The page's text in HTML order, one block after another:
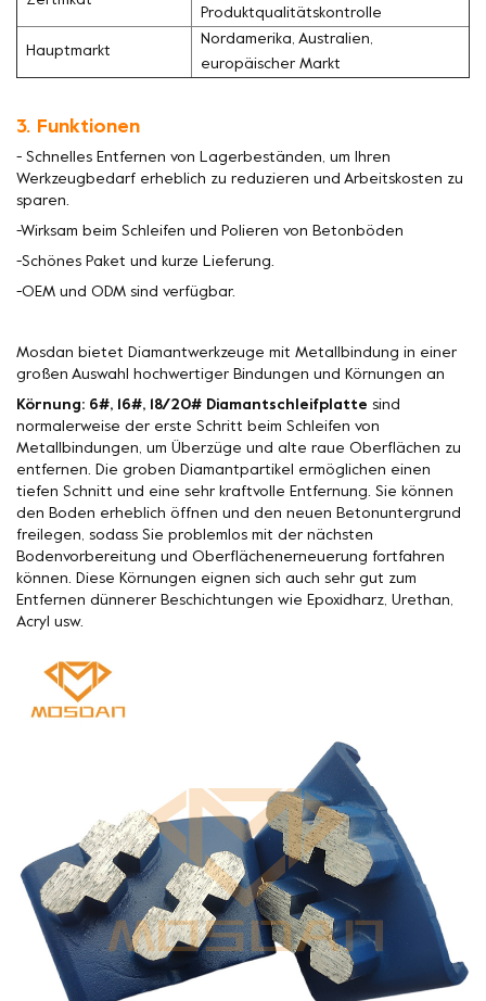
Produktqualitätskontrolle
Hauptmarkt
Nordamerika, Australien,
europäischer Markt
3. Funktionen
- Schnelles Entfernen von Lagerbeständen, um Ihren
Werkzeugbedarf erheblich zu reduzieren und Arbeitskosten zu
sparen.
-Wirksam beim Schleifen und Polieren von Betonböden
-Schönes Paket und kurze Lieferung.
-OEM und ODM sind verfügbar.
Mosdan bietet Diamantwerkzeuge mit Metallbindung in einer
großen Auswahl hochwertiger Bindungen und Körnungen an
Körnung: 6#, 16#, 18/20# Diamantschleifplatte sind
normalerweise der erste Schritt beim Schleifen von
Metallbindungen, um Überzüge und alte raue Oberflächen zu
entfernen. Die groben Diamantpartikel ermöglichen einen
tiefen Schnitt und eine sehr kraftvolle Entfernung. Sie können
den Boden erheblich öffnen und den neuen Betonuntergrund
freilegen, sodass Sie problemlos mit der nächsten
Bodenvorbereitung und Oberflächenerneuerung fortfahren
können. Diese Körnungen eignen sich auch sehr gut zum
Entfernen dünnerer Beschichtungen wie Epoxidharz, Urethan,
Acryl usw.